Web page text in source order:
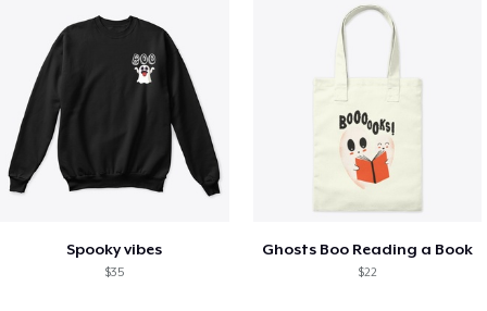
Spooky vibes
$35
Ghosts Boo Reading a Book
$22